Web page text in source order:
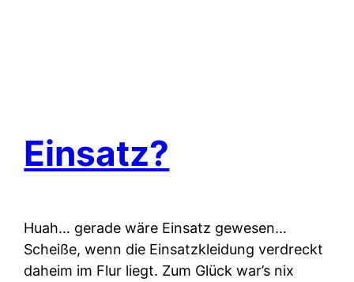
Einsatz?
Huah… gerade wäre Einsatz gewesen…
Scheiße, wenn die Einsatzkleidung verdreckt
daheim im Flur liegt. Zum Glück war’s nix